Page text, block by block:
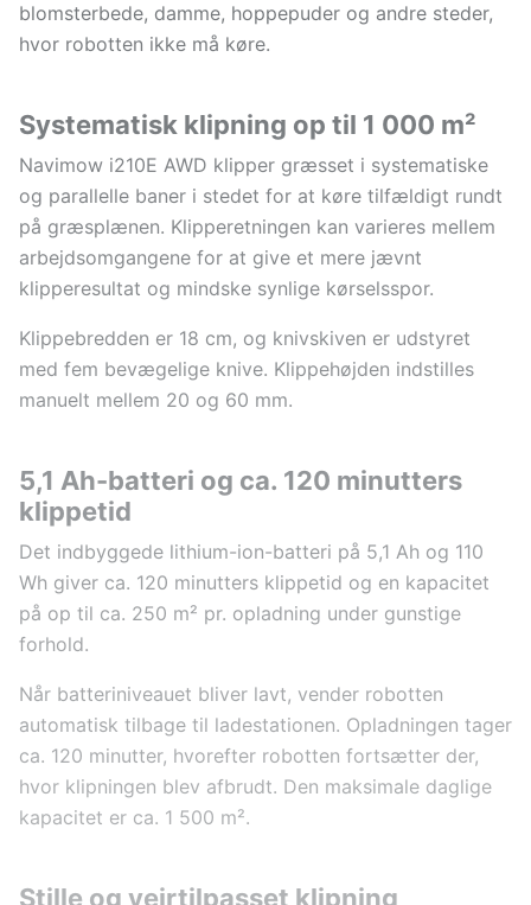
blomsterbede, damme, hoppepuder og andre steder,
hvor robotten ikke må køre.
Systematisk klipning op til 1 000 m²
Navimow i210E AWD klipper græsset i systematiske
og parallelle baner i stedet for at køre tilfældigt rundt
på græsplænen. Klipperetningen kan varieres mellem
arbejdsomgangene for at give et mere jævnt
klipperesultat og mindske synlige kørselsspor.
Klippebredden er 18 cm, og knivskiven er udstyret
med fem bevægelige knive. Klippehøjden indstilles
manuelt mellem 20 og 60 mm.
5,1 Ah-batteri og ca. 120 minutters
klippetid
Det indbyggede lithium-ion-batteri på 5,1 Ah og 110
Wh giver ca. 120 minutters klippetid og en kapacitet
på op til ca. 250 m² pr. opladning under gunstige
forhold.
Når batteriniveauet bliver lavt, vender robotten
automatisk tilbage til ladestationen. Opladningen tager
ca. 120 minutter, hvorefter robotten fortsætter der,
hvor klipningen blev afbrudt. Den maksimale daglige
kapacitet er ca. 1 500 m².
Stille og vejrtilpasset klipning